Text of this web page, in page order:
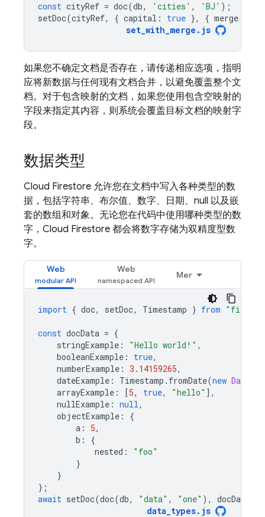
const cityRef = doc(db, 'cities' , 'BJ' );
setDoc(cityRef, { capital : true }, { merge
set_with_merge . js
如果您不确定文档是否存在，请传递相应选项，指明
应将新数据与任何现有文档合并，以避免覆盖整个文
档。对于包含映射的文档，如果您使用包含空映射的
字段来指定其内容，则系统会覆盖目标文档的映射字
段。
数据类型
Cloud Firestore 允许您在文档中写入各种类型的数
据，包括字符串、布尔值、数字、日期、null 以及嵌
套的数组和对象。无论您在代码中使用哪种类型的数
字， Cloud Firestore 都会将数字存储为双精度型数
字。
Web Web
Mer
import { doc, setDoc, Timestamp } from
const docData = {
stringExample : "Hello world!" ,
booleanExample : true,
numberExample : 3.14159265,
dateExample : Timestamp . fromDate(new Date
arrayExample : [5, true, "hello" ],
nullExample : null,
objectExample :
{
a : 5,
b :
{
nested :
"foo"
}
}
};
await setDoc(doc(db, "data" , "one" ), docData
data_types. js